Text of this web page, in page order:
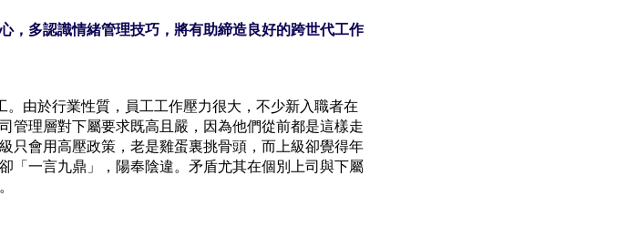
，多認識情緒管理技巧，將有助締造良好的跨世代工作
由於行業性質，員工工作壓力很大，不少新入職者在
管理層對下屬要求既高且嚴，因為他們從前都是這樣走
只會用高壓政策，老是雞蛋裏挑骨頭，而上級卻覺得年
「一言九鼎」，陽奉陰違。矛盾尤其在個別上司與下屬